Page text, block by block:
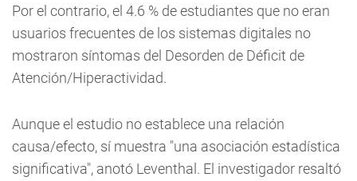
Por el contrario, el 4.6 % de estudiantes que no eran
usuarios frecuentes de los sistemas digitales no
mostraron síntomas del Desorden de Déficit de
Atención/Hiperactividad.
Aunque el estudio no establece una relación
causa/efecto, sí muestra "una asociación estadística
significativa", anotó Leventhal. El investigador resaltó